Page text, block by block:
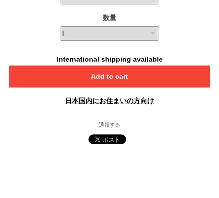
数量
International shipping available
Add to cart
日本国内にお住まいの方向け
通報する